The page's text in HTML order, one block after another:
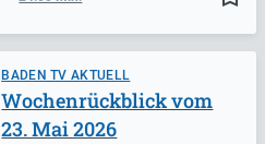
BADEN TV AKTUELL
Wochenrückblick vom
23. Mai 2026